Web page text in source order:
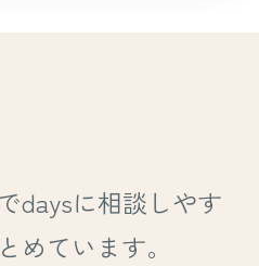
daysに相談しやす
めています。